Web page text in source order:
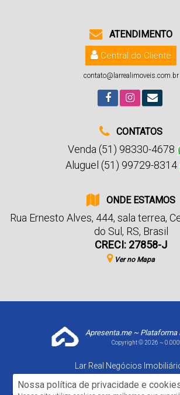
Nossa política de privacidade e
ATENDIMENTO
Central do Cliente
contato@larrealimoveis.com.br
CONTATOS
Venda (51) 98330-4678
Aluguel (51) 99729-8314
ONDE ESTAMOS
Rua Ernesto Alves, 444, sala terrea,
do Sul , RS, Brasil
CRECI: 27858-J
Ver no Mapa
Apresenta.me ~ Plataforma
Copyright © 2026 ~
Lar Real Negócios